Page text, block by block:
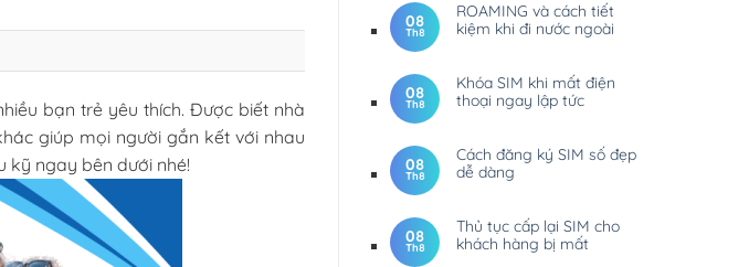
bạn trẻ yêu thích. Được biết nhà
giúp mọi người gắn kết với nhau
kỹ ngay bên dưới nhé!
08
Th8
ROAMING và cách tiết
kiệm khi đi nước ngoài
08
Th8
Khóa SIM khi mất điện
thoại ngay lập tức
08
Th8
Cách đăng ký SIM số đẹp
dễ dàng
08
Th8
Thủ tục cấp lại SIM cho
khách hàng bị mất